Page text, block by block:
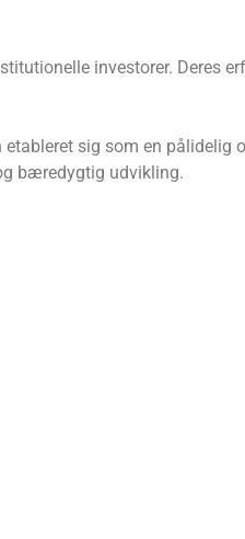
investorer. Deres
sig som en pålidelig
bæredygtig udvikling.